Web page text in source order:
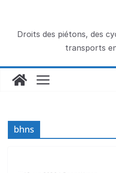
contenuDroits des piétons, des
transports
bhns